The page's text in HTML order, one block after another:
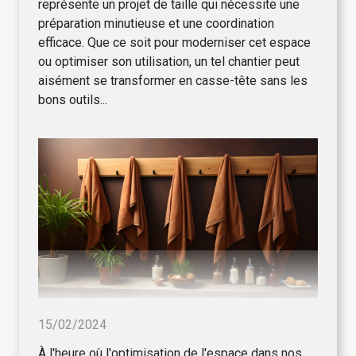
représente un projet de taille qui nécessite une
préparation minutieuse et une coordination
efficace. Que ce soit pour moderniser cet espace
ou optimiser son utilisation, un tel chantier peut
aisément se transformer en casse-tête sans les
bons outils...
15/02/2024